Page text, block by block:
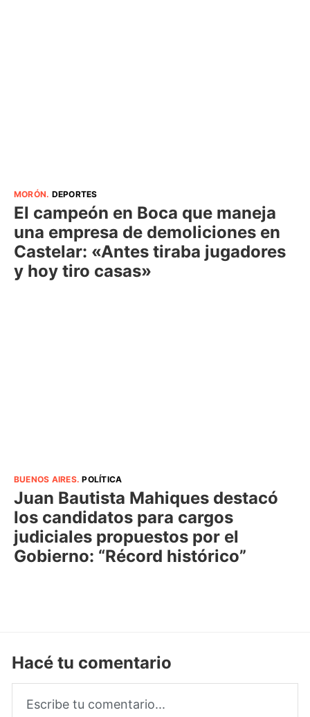
MORÓN. DEPORTES
El campeón en Boca que maneja
una empresa de demoliciones en
Castelar: «Antes tiraba jugadores
y hoy tiro casas»
BUENOS AIRES.POLÍTICA
Juan Bautista Mahiques destacó
los candidatos para cargos
judiciales propuestos por el
Gobierno: “Récord histórico”
Hacé tu comentario